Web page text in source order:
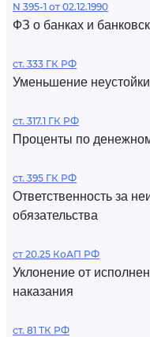
N 395-1 от 02.12.1990
ФЗ о банках и
ст. 333 ГК РФ
Уменьшение неустойки
ст. 317.1 ГК РФ
Проценты по
ст. 395 ГК РФ
Ответственность за
обязательства
ст 20.25 КоАП РФ
Уклонение от
наказания
ст. 81 ТК РФ